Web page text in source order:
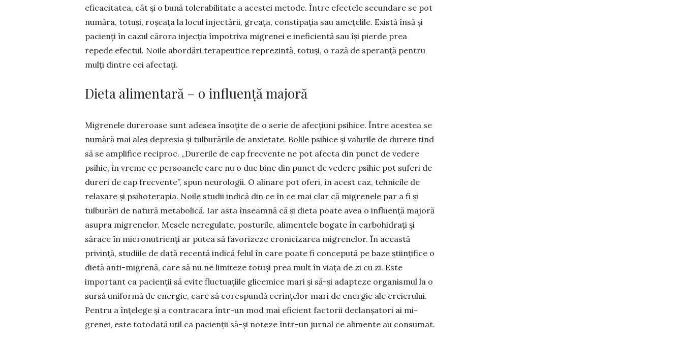
eficacitatea, cât și o bună tolera­bilitate a acestei metode. Între efectele secundare se pot
număra, totuși, roșeața la locul in­jectării, greața, cons­ti­pația sau amețelile. Există însă și
pacienți în cazul cărora injecția împotriva migrenei e ineficientă sau își pierde prea
repede efectul. Noile abordări terapeutice repre­zintă, totuși, o rază de speranță pentru
mulți dintre cei afectați.
Dieta alimentară – o influență majoră
Migrenele dureroase sunt adesea însoțite de o serie de afecțiuni psi­hice. Între acestea se
numără mai ales de­presia și tulbu­rările de anxie­tate. Bolile psi­hice și valurile de du­rere tind
să se am­pli­fice re­ci­proc. „Dure­rile de cap frecvente ne pot afecta din punct de vedere
psihic, în vreme ce persoanele ca­re nu o duc bine din punct de vede­re psihic pot su­feri de
dureri de cap frecvente”, spun neurologii. O alinare pot oferi, în acest caz, tehnicile de
relaxare și psiho­terapia. Noile studii indică din ce în ce mai clar că migrenele par a fi și
tulburări de natură metabolică. Iar asta înseamnă că și dieta poate avea o in­fluență majoră
asupra migrenelor. Mesele neregulate, posturile, alimentele bogate în carbohidrați și
sărace în micronutrienți ar putea să favorizeze cronicizarea mi­gre­nelor. În această
privință, studiile de dată recentă indică felul în care poate fi concepută pe baze știin­țifice o
dietă anti-migrenă, care să nu ne limiteze totuși prea mult în viața de zi cu zi. Este
important ca pacienții să evite fluc­tuațiile gli­cemice mari și să-și adapteze organis­mul la o
sursă uniformă de energie, care să co­respundă cerințelor mari de energie ale cre­ierului.
Pentru a înțelege și a contracara într-un mod mai eficient factorii declanșatori ai mi­
grenei, este totodată util ca pacienții să-și noteze într-un jurnal ce alimente au consumat.